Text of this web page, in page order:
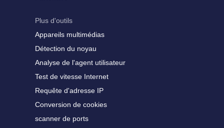
Plus d'outils
Appareils multimédias
Détection du noyau
Analyse de l'agent utilisateur
Test de vitesse Internet
Requête d'adresse IP
Conversion de cookies
scanner de ports